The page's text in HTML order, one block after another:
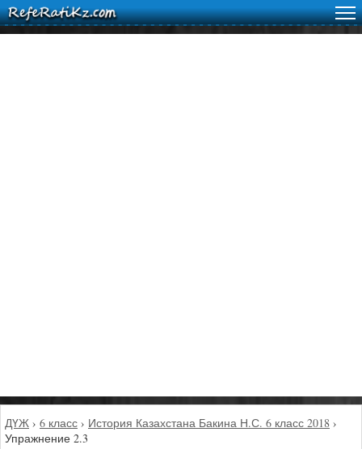
ДҮЖ › 6 класс › История Казахстана Бакина Н.С. 6 класс 2018 ›
Упражнение 2.3